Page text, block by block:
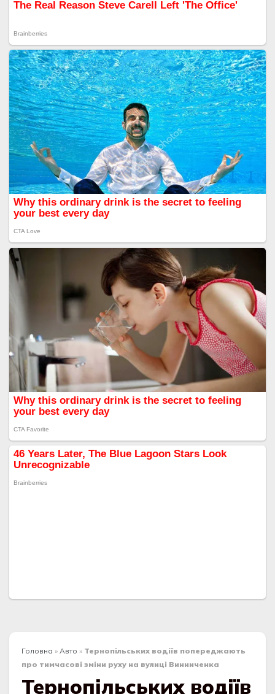
Головна » Авто » Тернопільських водіїв попереджають
про тимчасові зміни руху на вулиці Винниченка
Тернопільських водіїв